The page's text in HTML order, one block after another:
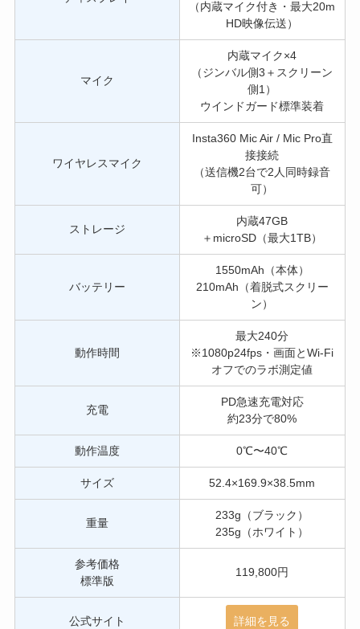
（内蔵マイク付き・最大20m
HD映像伝送）
マイク
内蔵マイク×4
（ジンバル側3＋スクリーン
側1）
ウインドガード標準装着
ワイヤレスマイク
Insta360 Mic Air / Mic Pro直
接接続
（送信機2台で2人同時録音
可）
ストレージ
内蔵47GB
＋microSD（最大1TB）
バッテリー
1550mAh（本体）
210mAh（着脱式スクリー
ン）
動作時間
最大240分
※1080p24fps・画面とWi-Fi
オフでのラボ測定値
充電
PD急速充電対応
約23分で80%
動作温度 0℃〜40℃
サイズ 52.4×169.9×38.5mm
重量
233g（ブラック）
235g（ホワイト）
参考価格
標準版
119,800円
公式サイト 詳細を見る